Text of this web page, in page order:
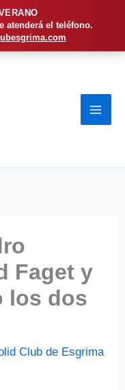
atenderá el teléfono.
Faget y
los dos
Club de Esgrima